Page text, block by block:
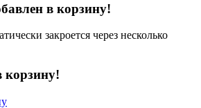
в корзину!
закроется через несколько
корзину!